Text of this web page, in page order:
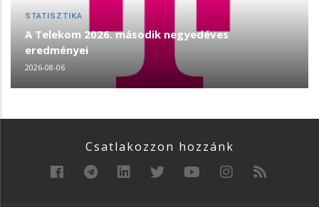
STATISZTIKA
A Telekom 2026. második negyedéves
eredményei
2026-08-06
Csatlakozzon hozzánk